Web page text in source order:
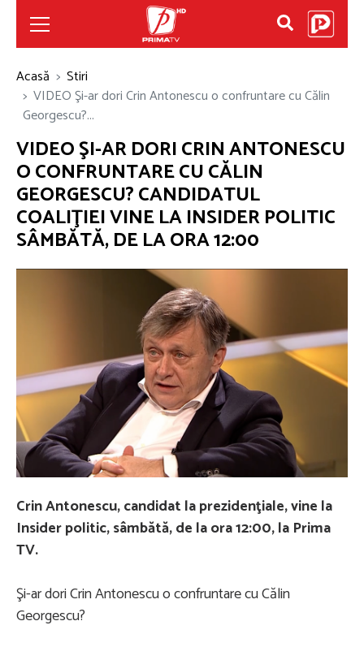
Acasă
Stiri
VIDEO Şi-ar dori Crin Antonescu o confruntare cu Călin
Georgescu?...
VIDEO ŞI-AR DORI CRIN ANTONESCU
O CONFRUNTARE CU CĂLIN
GEORGESCU? CANDIDATUL
COALIŢIEI VINE LA INSIDER POLITIC
SÂMBĂTĂ, DE LA ORA 12:00
Crin Antonescu, candidat la prezidenţiale, vine la
Insider politic, sâmbătă, de la ora 12:00, la Prima
TV.
Şi-ar dori Crin Antonescu o confruntare cu Călin
Georgescu?